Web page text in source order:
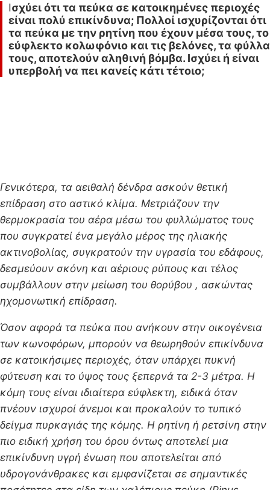
Ισχύει ότι τα πεύκα σε κατοικημένες περιοχές
είναι πολύ επικίνδυνα; Πολλοί ισχυρίζονται ότι
τα πεύκα με την ρητίνη που έχουν μέσα τους, το
εύφλεκτο κολωφόνιο και τις βελόνες, τα φύλλα
τους, αποτελούν αληθινή βόμβα. Ισχύει ή είναι
υπερβολή να πει κανείς κάτι τέτοιο;
Γενικότερα, τα αειθαλή δένδρα ασκούν θετική
επίδραση στο αστικό κλίμα. Μετριάζουν την
θερμοκρασία του αέρα μέσω του φυλλώματος τους
που συγκρατεί ένα μεγάλο μέρος της ηλιακής
ακτινοβολίας, συγκρατούν την υγρασία του εδάφους,
δεσμεύουν σκόνη και αέριους ρύπους και τέλος
συμβάλλουν στην μείωση του θορύβου , ασκώντας
ηχομονωτική επίδραση.
Όσον αφορά τα πεύκα που ανήκουν στην οικογένεια
των κωνοφόρων, μπορούν να θεωρηθούν επικίνδυνα
σε κατοικήσιμες περιοχές, όταν υπάρχει πυκνή
φύτευση και το ύψος τους ξεπερνά τα 2-3 μέτρα. Η
κόμη τους είναι ιδιαίτερα εύφλεκτη, ειδικά όταν
πνέουν ισχυροί άνεμοι και προκαλούν το τυπικό
δείγμα πυρκαγιάς της κόμης. Η ρητίνη ή ρετσίνη στην
πιο ειδική χρήση του όρου όντως αποτελεί μια
επικίνδυνη υγρή ένωση που αποτελείται από
υδρογονάνθρακες και εμφανίζεται σε σημαντικές